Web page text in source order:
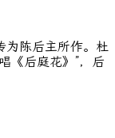
为陈后主所作。杜
《后庭花》”，后